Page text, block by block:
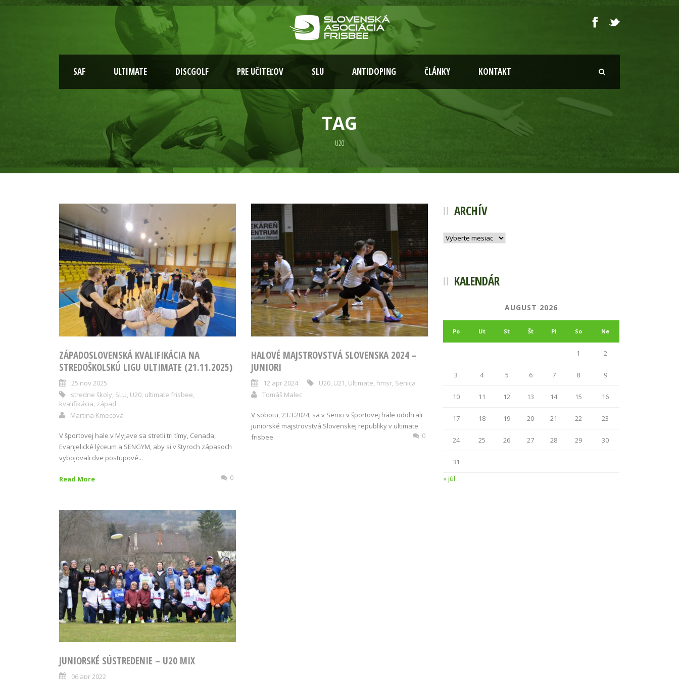
SAF ULTIMATE DISCGOLF PRE UČITEĽOV SLU ANTIDOPING ČLÁNKY KONTAKT
TAG
U20
ZÁPADOSLOVENSKÁ KVALIFIKÁCIA NA
STREDOŠKOLSKÚ LIGU ULTIMATE (21.11.2025)
25 nov 2025
stredne školy SLU U20 ultimate frisbee
kvalifikácia západ
Martina Kmecová
V športovej hale v Myjave sa stretli tri tímy, Cenada,
Evanjelické lýceum a SENGYM, aby si v štyroch zápasoch
vybojovali dve postupové...
Read More 0
HALOVÉ MAJSTROVSTVÁ SLOVENSKA 2024 –
JUNIORI
12 apr 2024 U20 U21 Ultimate hmsr Senica
Tomáš Malec
V sobotu, 23.3.2024, sa v Senici v športovej hale odohrali
juniorské majstrovstvá Slovenskej republiky v ultimate
frisbee.
0
JUNIORSKÉ SÚSTREDENIE – U20 MIX
06 apr 2022
ARCHÍV
Archív
KALENDÁR
AUGUST 2026
Po Ut St Št Pi So Ne
1 2
3 4 5 6 7 8 9
10 11 12 13 14 15 16
17 18 19 20 21 22 23
24 25 26 27 28 29 30
31
« júl